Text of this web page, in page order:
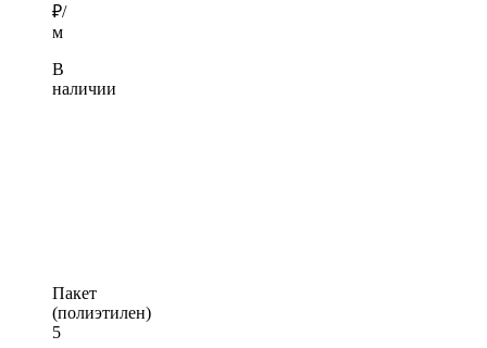
₽/
м
В
наличии
Пакет
(полиэтилен)
5